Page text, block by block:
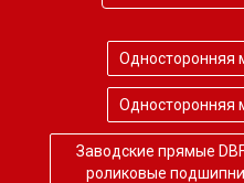
Односторонняя
Односторонняя
Заводские прямые
роликовые